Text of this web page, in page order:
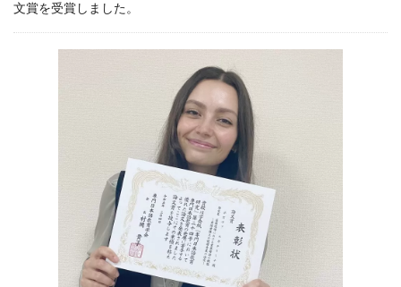
文賞を受賞しました。